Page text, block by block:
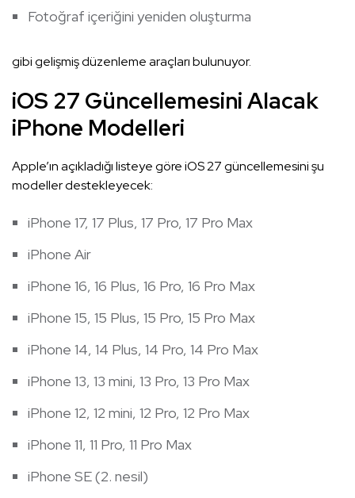
Fotoğraf içeriğini yeniden oluşturma
gibi gelişmiş düzenleme araçları bulunuyor.
iOS 27 Güncellemesini Alacak
iPhone Modelleri
Apple’ın açıkladığı listeye göre iOS 27 güncellemesini şu
modeller destekleyecek:
iPhone 17, 17 Plus, 17 Pro, 17 Pro Max
iPhone Air
iPhone 16, 16 Plus, 16 Pro, 16 Pro Max
iPhone 15, 15 Plus, 15 Pro, 15 Pro Max
iPhone 14, 14 Plus, 14 Pro, 14 Pro Max
iPhone 13, 13 mini, 13 Pro, 13 Pro Max
iPhone 12, 12 mini, 12 Pro, 12 Pro Max
iPhone 11, 11 Pro, 11 Pro Max
iPhone SE (2. nesil)